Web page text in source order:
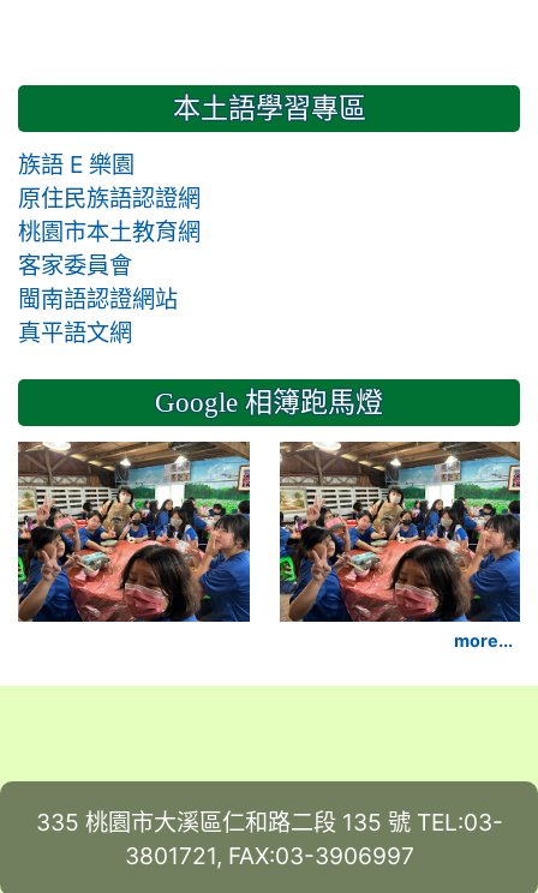
本土語學習專區
族語 E 樂園
原住民族語認證網
桃園市本土教育網
客家委員會
閩南語認證網站
真平語文網
Google 相簿跑馬燈
2024-11-14 六年級三和
more...
335 桃園市大溪區仁和路二段 135 號 TEL:03-
3801721, FAX:03-3906997